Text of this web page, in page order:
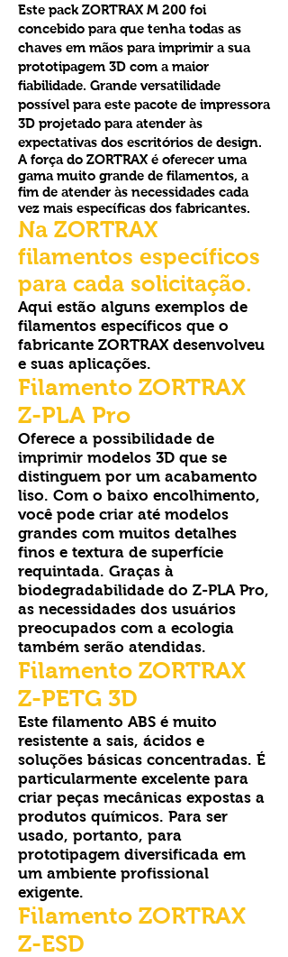
Este pack ZORTRAX M 200 foi
concebido para que tenha todas as
chaves em mãos para imprimir a sua
prototipagem 3D com a maior
fiabilidade. Grande versatilidade
possível para este pacote de impressora
3D projetado para atender às
expectativas dos escritórios de design.
A força do ZORTRAX é oferecer uma
gama muito grande de filamentos, a
fim de atender às necessidades cada
vez mais específicas dos fabricantes.
Na ZORTRAX
filamentos específicos
para cada solicitação.
Aqui estão alguns exemplos de
filamentos específicos que o
fabricante ZORTRAX desenvolveu
e suas aplicações.
Filamento ZORTRAX
Z-PLA Pro
Oferece a possibilidade de
imprimir modelos 3D que se
distinguem por um acabamento
liso. Com o baixo encolhimento,
você pode criar até modelos
grandes com muitos detalhes
finos e textura de superfície
requintada. Graças à
biodegradabilidade do Z-PLA Pro,
as necessidades dos usuários
preocupados com a ecologia
também serão atendidas.
Filamento ZORTRAX
Z-PETG 3D
Este filamento ABS é muito
resistente a sais, ácidos e
soluções básicas concentradas. É
particularmente excelente para
criar peças mecânicas expostas a
produtos químicos. Para ser
usado, portanto, para
prototipagem diversificada em
um ambiente profissional
exigente.
Filamento ZORTRAX
Z-ESD